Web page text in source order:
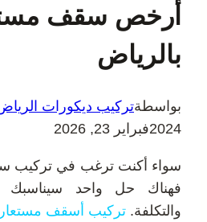
أرخص سقف
بالرياض
بواسطةتركيب ديكورات
2024فبراير 23, 2026
سواء أكنت ترغب في تركيب
فهناك حل واحد
والتكلفة.تركيب أسقف